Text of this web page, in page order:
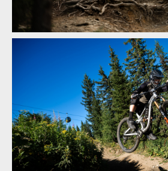
Jakub Říha za Horsefeathers: Od lišky k
Jakub Říha za Horsefeathers: Od lišky k